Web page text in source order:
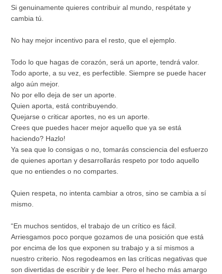
Si genuinamente quieres contribuir al mundo, respétate y
cambia tú.
No hay mejor incentivo para el resto, que el ejemplo.
Todo lo que hagas de corazón, será un aporte, tendrá valor.
Todo aporte, a su vez, es perfectible. Siempre se puede hacer
algo aún mejor.
No por ello deja de ser un aporte.
Quien aporta, está contribuyendo.
Quejarse o criticar aportes, no es un aporte.
Crees que puedes hacer mejor aquello que ya se está
haciendo? Hazlo!
Ya sea que lo consigas o no, tomarás consciencia del esfuerzo
de quienes aportan y desarrollarás respeto por todo aquello
que no entiendes o no compartes.
Quien respeta, no intenta cambiar a otros, sino se cambia a sí
mismo.
“En muchos sentidos, el trabajo de un crítico es fácil.
Arriesgamos poco porque gozamos de una posición que está
por encima de los que exponen su trabajo y a sí mismos a
nuestro criterio. Nos regodeamos en las críticas negativas que
son divertidas de escribir y de leer. Pero el hecho más amargo